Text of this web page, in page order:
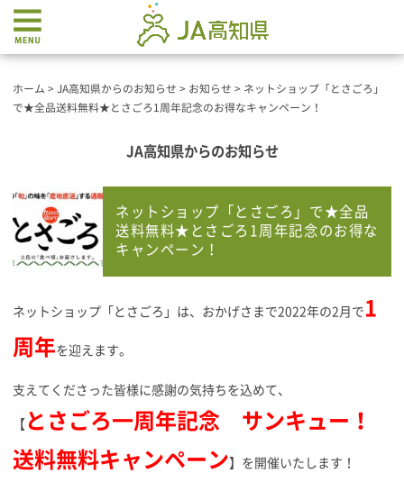
ホーム > JA高知県からのお知らせ > お知らせ > ネットショップ「とさごろ」
で★全品送料無料★とさごろ1周年記念のお得なキャンペーン！
JA高知県からのお知らせ
ネットショップ「とさごろ」で★全品
送料無料★とさごろ1周年記念のお得な
キャンペーン！
ネットショップ「とさごろ」は、おかげさまで2022年の2月で 1
周年を迎えます。
支えてくださった皆様に感謝の気持ちを込めて、
【 とさごろ一周年記念 サンキュー！
送料無料キャンペーン 】を開催いたします！